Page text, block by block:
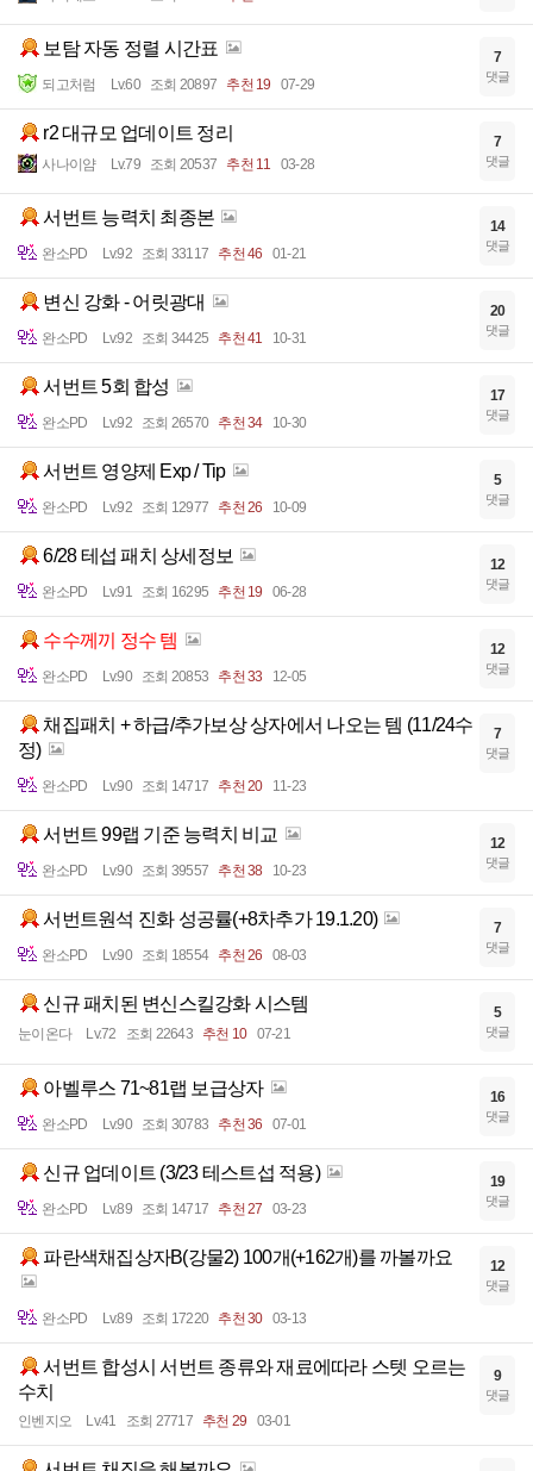
보탐 자동 정렬 시간표
되고처럼 Lv.60 조회 20897 추천 19 07-29
7
댓글
r2 대규모 업데이트 정리
사나이얌 Lv.79 조회 20537 추천 11 03-28
7
댓글
서번트 능력치 최종본
완소PD Lv.92 조회 33117 추천 46 01-21
14
댓글
변신 강화 - 어릿광대
완소PD Lv.92 조회 34425 추천 41 10-31
20
댓글
서번트 5회 합성
완소PD Lv.92 조회 26570 추천 34 10-30
17
댓글
서번트 영양제 Exp / Tip
완소PD Lv.92 조회 12977 추천 26 10-09
5
댓글
6/28 테섭 패치 상세정보
완소PD Lv.91 조회 16295 추천 19 06-28
12
댓글
수수께끼 정수 템
완소PD Lv.90 조회 20853 추천 33 12-05
12
댓글
채집패치 + 하급/추가보상 상자에서 나오는 템 (11/24수
정)
완소PD Lv.90 조회 14717 추천 20 11-23
7
댓글
서번트 99랩 기준 능력치 비교
완소PD Lv.90 조회 39557 추천 38 10-23
12
댓글
서번트원석 진화 성공률(+8차추가 19.1.20)
완소PD Lv.90 조회 18554 추천 26 08-03
7
댓글
신규 패치된 변신스킬강화 시스템
눈이온다 Lv.72 조회 22643 추천 10 07-21
5
댓글
아벨루스 71~81랩 보급상자
완소PD Lv.90 조회 30783 추천 36 07-01
16
댓글
신규 업데이트 (3/23 테스트섭 적용)
완소PD Lv.89 조회 14717 추천 27 03-23
19
댓글
파란색채집상자B(강물2) 100개(+162개)를 까볼까요
완소PD Lv.89 조회 17220 추천 30 03-13
12
댓글
서번트 합성시 서번트 종류와 재료에따라 스텟 오르는
수치
인벤지오 Lv.41 조회 27717 추천 29 03-01
9
댓글